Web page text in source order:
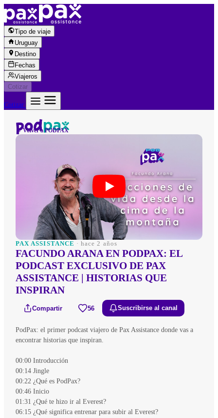
Saltar al contenido
Tipo de viaje
Uruguay
Destino
Fechas
Viajeros
Cotizar
Cotizar
← Volver a PODPAX
PAX ASSISTANCE · hace 2 años
FACUNDO ARANA EN PODPAX: EL
PODCAST EXCLUSIVO DE PAX
ASSISTANCE | HISTORIAS QUE
INSPIRAN
Compartir 56 Suscribirse al canal
PodPax: el primer podcast viajero de Pax Assistance donde vas a
encontrar historias que inspiran.
00:00 Introducción
00:14 Jingle
00:22 ¿Qué es PodPax?
00:46 Inicio
01:31 ¿Qué te hizo ir al Everest?
06:15 ¿Qué significa entrenar para subir al Everest?